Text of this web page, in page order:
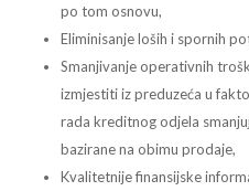
po tom osnovu,
Eliminisanje loših i spornih
Smanjivanje operativnih
izmjestiti iz preduzeća u
rada kreditnog odjela
bazirane na obimu prodaje,
Kvalitetnije finansijske